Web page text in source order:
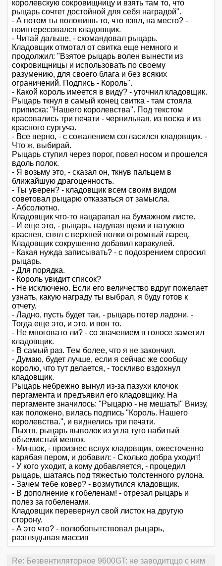
королевскую сокровищницу и взять там то, что
рыцарь сочтет достойной для себя наградой".
- А потом ты положишь то, что взял, на место? -
поинтересовался кладовщик.
- Читай дальше, - скомандовал рыцарь.
Кладовщик отмотал от свитка еще немного и
продолжил: "Взятое рыцарь волен вынести из
сокровищницы и использовать по своему
разумению, для своего блага и без всяких
ограничений. Подпись - Король".
- Какой король имеется в виду? - уточнил кладовщик.
Рыцарь ткнул в самый конец свитка - там стояла
приписка: "Нашего королевства". Под текстом
красовались три печати - чернильная, из воска и из
красного сургуча.
- Все верно, - с сожалением согласился кладовщик. -
Что ж, выбирай.
Рыцарь ступил через порог, повел носом и прошелся
вдоль полок.
- Я возьму это, - сказал он, ткнув пальцем в
ближайшую драгоценность.
- Ты уверен? - кладовщик всем своим видом
советовал рыцарю отказаться от замысла.
- Абсолютно.
Кладовщик что-то нацарапал на бумажном листе.
- И еще это, - рыцарь, надувая щеки и натужно
краснея, снял с верхней полки огромный ларец.
Кладовщик сокрушенно добавил каракулей.
- Какая нужда записывать? - с подозрением спросил
рыцарь.
- Для порядка.
- Король увидит список?
- Не исключено. Если его величество вдруг пожелает
узнать, какую награду ты выбрал, я буду готов к
отчету.
- Ладно, пусть будет так, - рыцарь потер ладони. -
Тогда еще это, и это, и вон то.
- Не многовато ли? - со значением в голосе заметил
кладовщик.
- В самый раз. Тем более, что я не закончил.
- Думаю, будет лучше, если я сейчас же сообщу
королю, что тут делается, - тоскливо вздохнул
кладовщик.
Рыцарь небрежно вынул из-за пазухи клочок
пергамента и предъявил его кладовщику. На
пергаменте значилось: "Рыцарю - не мешать!" Внизу,
как положено, вилась подпись "Король. Нашего
королевства.", и виднелись три печати.
Пыхтя, рыцарь выволок из угла туго набитый
объемистый мешок.
- Ми-шок, - произнес вслух кладовщик, ожесточенно
карябая пером, и добавил: - Сколько добра уходит!
- У кого уходит, а кому добавляется, - процедил
рыцарь, шатаясь под тяжестью толстенного рулона.
- Зачем тебе ковер? - возмутился кладовщик.
- В дополнение к гобеленам! - отрезал рыцарь и
полез за гобеленами.
Кладовщик перевернул свой листок на другую
сторону.
- А это что? - полюбопытствовал рыцарь,
разглядывая массив
Re: Безвентиляторное 9600GT: не заводитццо с ним